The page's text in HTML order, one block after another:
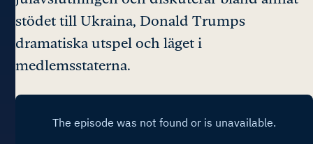
stödet till Ukraina, Donald Trumps
dramatiska utspel och läget i
medlemsstaterna.